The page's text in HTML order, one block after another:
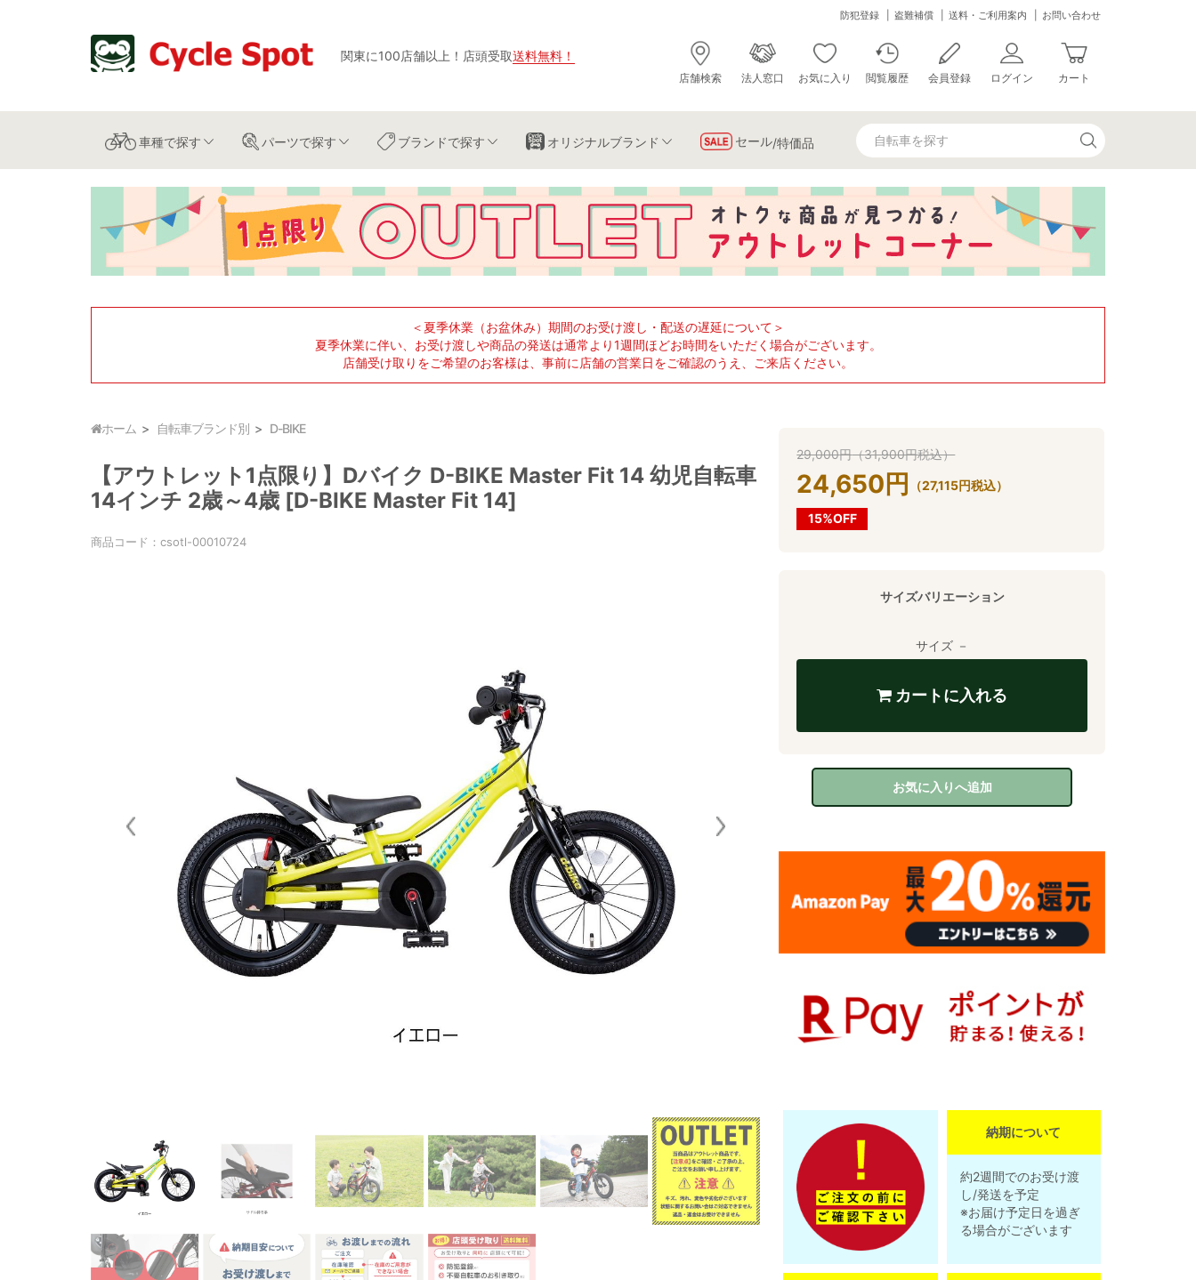
関東に100店舗以上 ！ 店頭受取送料無料 ！
防犯登録 盗難補償 送料・ご利用案内 お問い合わせ
店舗検索 法人窓口 お気に入り 閲覧履歴 会員登録 ログイン カート
車種で探す パーツで探す ブランドで探す オリジナルブランド セール/特価品
＜夏季休業（お盆休み）期間のお受け渡し・配送の遅延について＞
夏季休業に伴い、お受け渡しや商品の発送は通常より1週間ほどお時間をいただく場合がございます。
店舗受け取りをご希望のお客様は、事前に店舗の営業日をご確認のうえ、ご来店ください。
ホーム 自転車ブランド別 D-BIKE
【アウトレット1点限り】Dバイク D-BIKE Master Fit 14 幼児自転車
14インチ 2歳～4歳 [D-BIKE Master Fit 14]
商品コード： csotl-00010724
29,000円（31,900円税込）
24,650 円 （27,115円税込）
15%OFF
サイズバリエーション
サイズ －
カートに入れる
お気に入りへ追加
納期について
約2週間でのお受け渡
し/発送を予定
※お届け予定日を過ぎ
る場合がございます